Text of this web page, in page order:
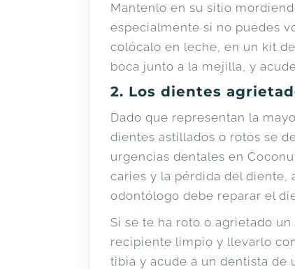
Mantenlo en su sitio
especialmente si no puedes
colócalo en leche, en un kit
boca junto a la mejilla, y
2. Los dientes
Dado que representan la
dientes astillados o rotos se
urgencias dentales en
caries y la pérdida del diente,
odontólogo debe reparar el
Si se te ha roto o agrietado
recipiente limpio y llevarlo
tibia y acude a un dentista de